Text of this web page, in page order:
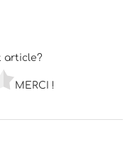
article?
MERCI !